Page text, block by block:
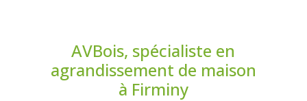
AVBois, spécialiste en
agrandissement de maison
à Firminy